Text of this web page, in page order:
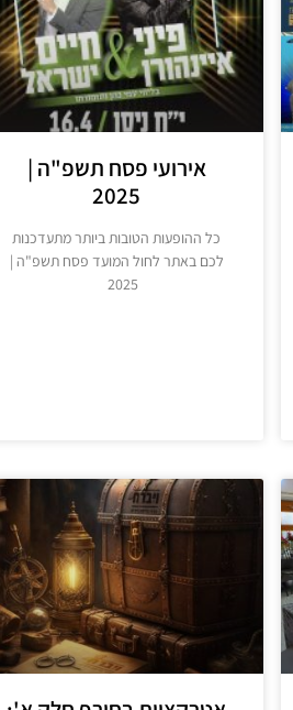
אירועי פסח תשפ"ה |
2025
כל ההופעות הטובות ביותר מתעדכנות
לכם באתר לחול המועד פסח תשפ"ה |
2025